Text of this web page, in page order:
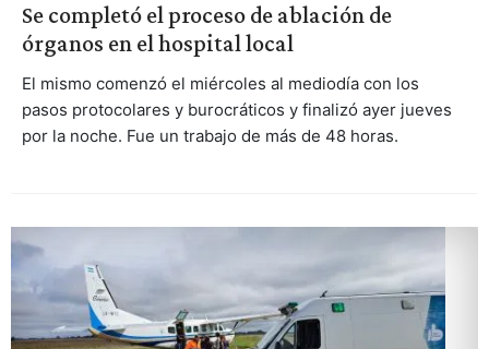
Se completó el proceso de ablación de
órganos en el hospital local
El mismo comenzó el miércoles al mediodía con los
pasos protocolares y burocráticos y finalizó ayer jueves
por la noche. Fue un trabajo de más de 48 horas.